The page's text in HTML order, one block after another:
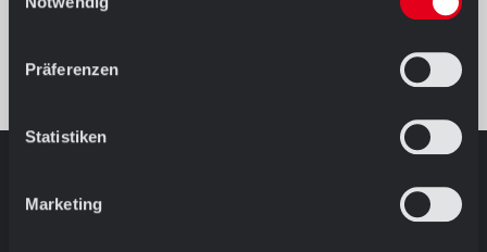
Präferenzen
Statistiken
Marketing